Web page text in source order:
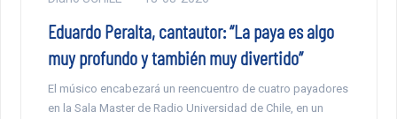
Eduardo Peralta, cantautor: “La paya es algo
muy profundo y también muy divertido”
El músico encabezará un reencuentro de cuatro payadores
en la Sala Master de Radio Universidad de Chile, en un